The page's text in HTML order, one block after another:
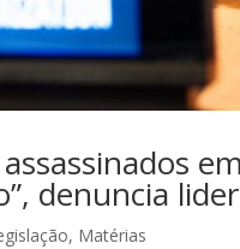
denuncia
, Matérias